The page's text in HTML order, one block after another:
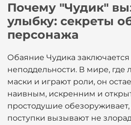
Почему "Чудик"
улыбку: секреты
персонажа
Обаяние Чудика заключается
неподдельности. В мире, где
маски и играют роли, он
наивным, искренним и
простодушие
поступки вызывают не